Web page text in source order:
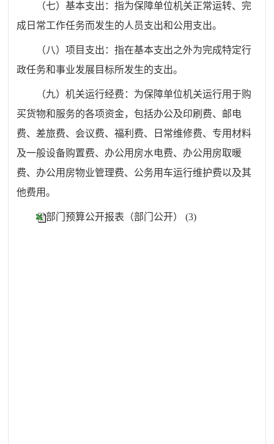
（七）基本支出：指为保障单位机关正常运转、完
成日常工作任务而发生的人员支出和公用支出。
（八）项目支出：指在基本支出之外为完成特定行
政任务和事业发展目标所发生的支出。
（九）机关运行经费：为保障单位机关运行用于购
买货物和服务的各项资金，包括办公及印刷费、邮电
费、差旅费、会议费、福利费、日常维修费、专用材料
及一般设备购置费、办公用房水电费、办公用房取暖
费、办公用房物业管理费、公务用车运行维护费以及其
他费用。
部门预算公开报表（部门公开） (3)